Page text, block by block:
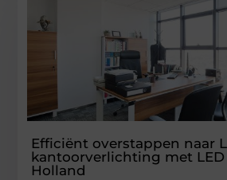
Efficiënt overstappen naar
kantoorverlichting met LED
Holland